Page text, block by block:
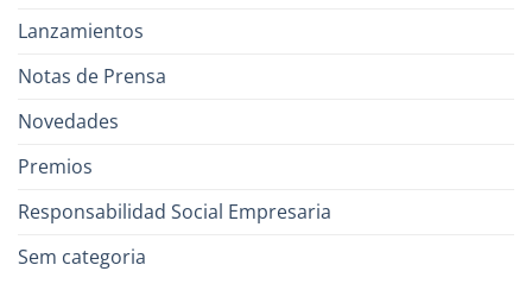
Lanzamientos
Notas de Prensa
Novedades
Premios
Responsabilidad Social Empresaria
Sem categoria